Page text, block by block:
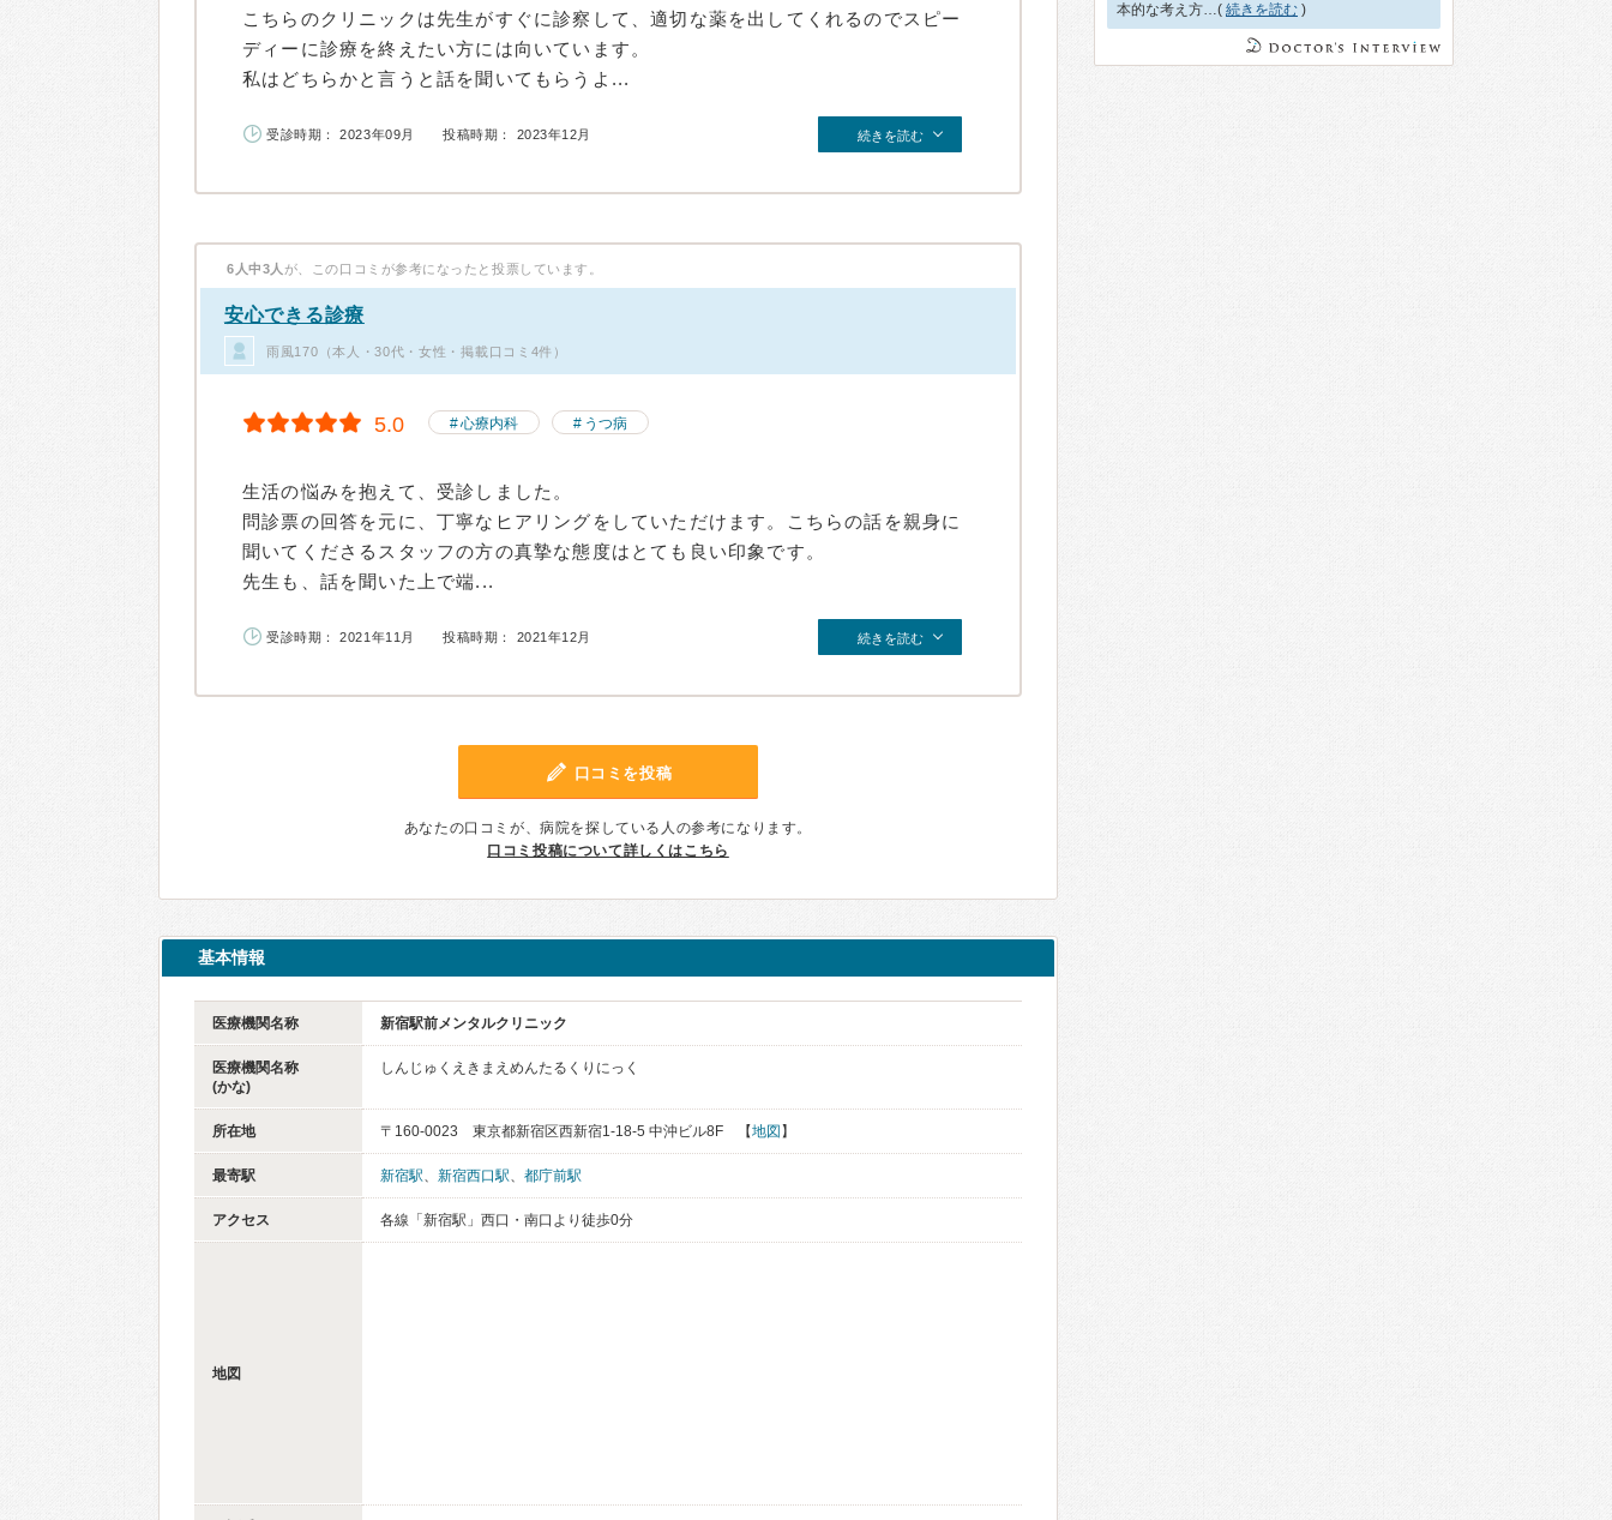
こちらのクリニックは先生がすぐに診察して、適切な薬を出してくれるのでスピー
ディーに診療を終えたい方には向いています。
私はどちらかと言うと話を聞いてもらうよ...
受診時期： 2023年09月 投稿時期： 2023年12月 続きを読む
6人中3人 が、この口コミが参考になったと投票しています。
安心できる診療
雨風170（本人・30代・女性・掲載口コミ4件）
5.0 心療内科 うつ病
生活の悩みを抱えて、受診しました。
問診票の回答を元に、丁寧なヒアリングをしていただけます。こちらの話を親身に
聞いてくださるスタッフの方の真摯な態度はとても良い印象です。
先生も、話を聞いた上で端...
受診時期： 2021年11月 投稿時期： 2021年12月 続きを読む
口コミを投稿
あなたの口コミが、病院を探している人の参考になります。
口コミ投稿について詳しくはこちら
基本情報
医療機関名称 新宿駅前メンタルクリニック
医療機関名称
(かな)
しんじゅくえきまえめんたるくりにっく
所在地 〒160-0023 東京都新宿区西新宿1-18-5 中沖ビル8F 【地図 】
最寄駅 新宿駅、 新宿西口駅、 都庁前駅
アクセス 各線「新宿駅」西口・南口より徒歩0分
地図
本的な考え方…( 続きを読む )